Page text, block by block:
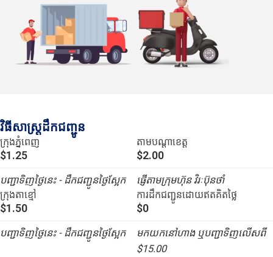
វិធីសាស្រ្តដឹកជញ្ជូន
ក្រុងភ្នំពេញ
$1.25
បញ្ជាទិញថ្ងៃនេះ - ដឹកជញ្ជូនថ្ងៃស្អែក
ក្រុងតាខ្មៅ
$1.50
បញ្ជាទិញថ្ងៃនេះ - ដឹកជញ្ជូនថ្ងៃស្អែក
តាមបណ្ដាខេត្ត
$2.00
ផ្ញើតាមក្រុមហ៊ុន វិរៈប៊ុនថាំ
ការដឹកជញ្ជូនដោយឥតគិតថ្លៃ
$0
មកយកនៅហាង ឬបញ្ជាទិញលើសពី
$15.00